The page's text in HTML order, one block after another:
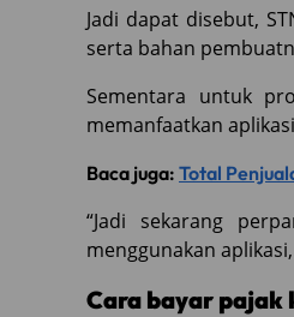
Jadi dapat disebut,
serta bahan
Sementara untuk
memanfaatkan
Baca juga: Total
“Jadi sekarang
menggunakan
Cara bayar pajak